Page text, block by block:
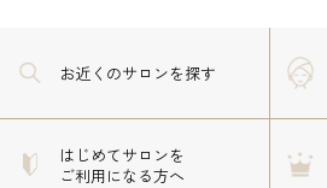
お近くのサロンを探す
はじめてサロンを
ご利用になる方へ